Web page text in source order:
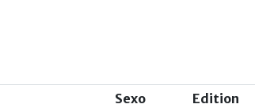
Sexo Edition